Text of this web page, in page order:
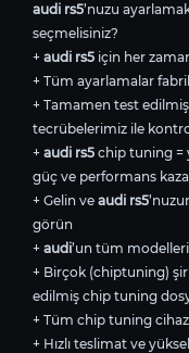
audi rs5’nuzu
seçmelisiniz?
+ audi rs5 için her
+ Tüm ayarlamalar
+ Tamamen test
tecrübelerimiz ile
+ audi rs5 chip tuning =
güç ve performans
+ Gelin ve audi rs5
görün
+ audi’un tüm
+ Birçok (chiptuning)
edilmiş chip tuning
+ Tüm chip tuning
+ Hızlı teslimat ve